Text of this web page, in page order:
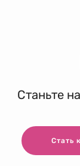
Станьте
Стать